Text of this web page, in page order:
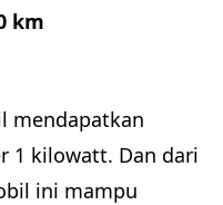
km
mendapatkan
1 kilowatt. Dan dari
ini mampu